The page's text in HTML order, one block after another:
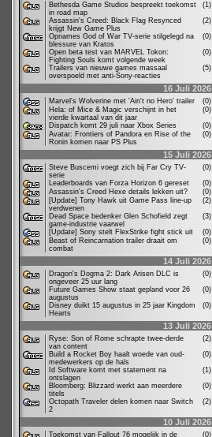
Bethesda Game Studios bespreekt toekomst
in road map
(1)
Assassin's Creed: Black Flag Resynced
krijgt New Game Plus
(2)
Opnames God of War TV-serie stilgelegd na
blessure van Kratos
(0)
Open beta test van MARVEL Tokon:
Fighting Souls komt volgende week
(0)
Trailers van nieuwe games massaal
overspoeld met anti-Sony-reacties
(5)
16 Juli 2026
Marvel's Wolverine met 'Ain't no Hero' trailer
(0)
Hela: of Mice & Magic verschijnt in het
vierde kwartaal van dit jaar
(0)
Dispatch komt 29 juli naar Xbox Series
(0)
Avatar: Frontiers of Pandora en Rise of the
Ronin komen naar PS Plus
(0)
15 Juli 2026
Steve Buscemi voegt zich bij Far Cry TV-
serie
(0)
Leaderboards van Forza Horizon 6 gereset
(0)
Assassin's Creed Hexe details lekken uit?
(0)
[Update] Tony Hawk uit Game Pass line-up
verdwenen
(2)
Dead Space bedenker Glen Schofield zegt
game-industrie vaarwel
(3)
[Update] Sony stelt FlexStrike fight stick uit
(0)
Beast of Reincarnation trailer draait om
combat
(0)
14 Juli 2026
Dragon's Dogma 2: Dark Arisen DLC is
ongeveer 25 uur lang
(0)
Future Games Show staat gepland voor 26
augustus
(0)
Disney duikt 15 augustus in 25 jaar Kingdom
Hearts
(0)
13 Juli 2026
Ryse: Son of Rome schrapte twee-derde
van content
(2)
Build a Rocket Boy haalt woede van oud-
medewerkers op de hals
(0)
Id Software komt met statement na
ontslagen
(1)
Bloomberg: Blizzard werkt aan meerdere
titels
(0)
Octopath Traveler delen komen naar Switch
2
(2)
10 Juli 2026
Toekomst van Fallout 76 mogelijk in de (0)